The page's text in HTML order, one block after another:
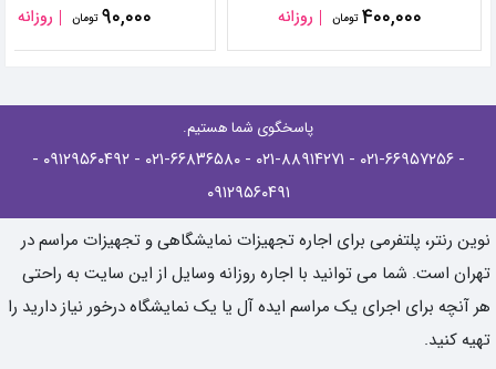
۴۰۰,۰۰۰ تومان روزانه ۹۰,۰۰۰ تومان روزانه
پاسخگوی شما هستیم.
- ۰۲۱-۶۶۹۵۷۲۵۶ - ۰۲۱-۸۸۹۱۴۲۷۱ - ۰۲۱-۶۶۸۳۶۵۸۰ - ۰۹۱۲۹۵۶۰۴۹۲
-
۰۹۱۲۹۵۶۰۴۹۱
نوین رنتر، پلتفرمی برای اجاره تجهیزات نمایشگاهی و تجهیزات مراسم در
تهران است. شما می توانید با اجاره روزانه وسایل از این سایت به راحتی
هر آنچه برای اجرای یک مراسم ایده آل یا یک نمایشگاه درخور نیاز دارید را
تهیه کنید.